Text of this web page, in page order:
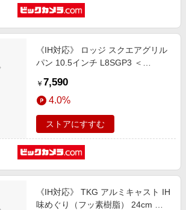
《IH対応》 ロッジ スクエアグリル
パン 10.5インチ L8SGP3 ＜
￥ 7,590
4.0%
ストアにすすむ
《IH対応》 TKG アルミキャスト IH
味めぐり（フッ素樹脂） 24cm ＜